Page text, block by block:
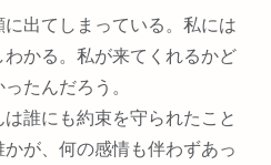
出てしまっている。私には
かる。私が来てくれるかど
たんだろう。
誰にも約束を守られたこと
が、何の感情も伴わずあっ